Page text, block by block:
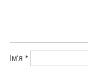
Ім'я *